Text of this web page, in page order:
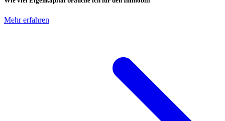
Mehr erfahren